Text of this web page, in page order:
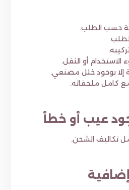
حسب الطلب.
الاستخدام أو النقل.
إلا بوجود خلل مصنعي.
كامل ملحقاته.
عيب أو خطأ
تكاليف الشحن.